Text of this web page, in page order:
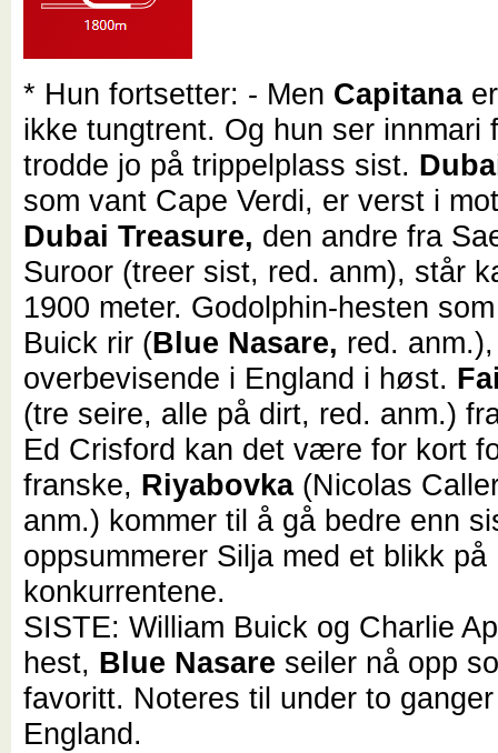
* Hun fortsetter: - Men Capitana
ikke tungtrent. Og hun ser innmari
trodde jo på trippelplass sist.
som vant Cape Verdi, er verst i
Dubai Treasure, den andre fra
Suroor (treer sist, red. anm), står
1900 meter. Godolphin-hesten
Buick rir (Blue Nasare, red.
overbevisende i England i høst.
(tre seire, alle på dirt, red. anm.)
Ed Crisford kan det være for kort
franske, Riyabovka (Nicolas
anm.) kommer til å gå bedre enn
oppsummerer Silja med et blikk på
konkurrentene.
SISTE: William Buick og Charlie
hest, Blue Nasare seiler nå opp
favoritt. Noteres til under to
England.